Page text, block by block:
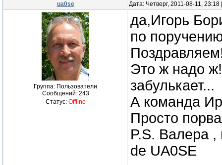
ua0se Дата: Четверг, 2011-08-11,
Группа: Пользователи
Сообщений: 243
Статус: Offline
да,Игорь
по
Это ж надо
забулькает...
А команда
Просто
P.S. Валера
de UA0SE